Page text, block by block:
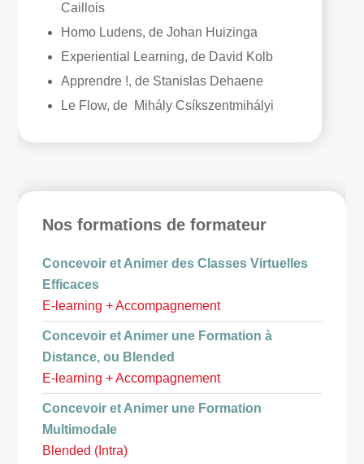
Caillois
Homo Ludens, de Johan Huizinga
Experiential Learning, de David Kolb
Apprendre !, de Stanislas Dehaene
Le Flow, de Mihály Csíkszentmihályi
Nos formations de formateur
Concevoir et Animer des Classes Virtuelles
Efficaces
E-learning + Accompagnement
Concevoir et Animer une Formation à
Distance, ou Blended
E-learning + Accompagnement
Concevoir et Animer une Formation
Multimodale
Blended (Intra)